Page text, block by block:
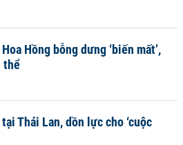
Hồng bỗng dưng ‘biến mất’,
thể
Thái Lan, dồn lực cho ‘cuộc